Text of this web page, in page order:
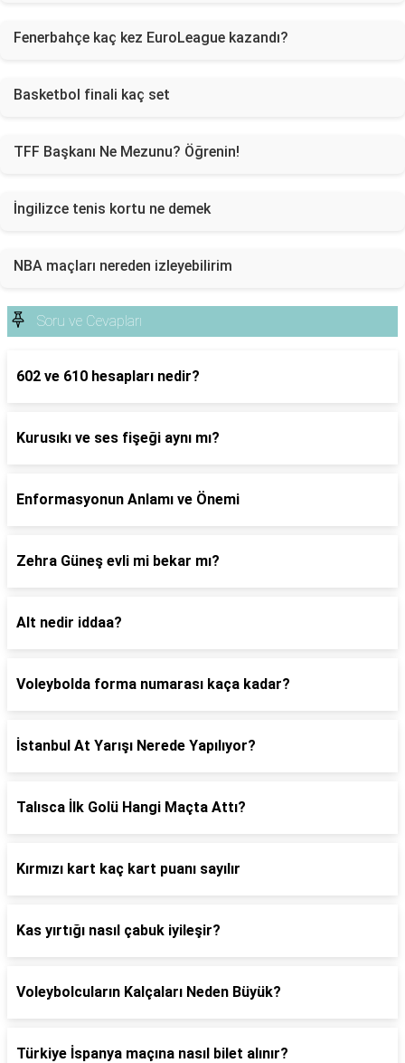
Fenerbahçe kaç kez EuroLeague kazandı?
Basketbol finali kaç set
TFF Başkanı Ne Mezunu? Öğrenin!
İngilizce tenis kortu ne demek
NBA maçları nereden izleyebilirim
Soru ve Cevapları
602 ve 610 hesapları nedir?
Kurusıkı ve ses fişeği aynı mı?
Enformasyonun Anlamı ve Önemi
Zehra Güneş evli mi bekar mı?
Alt nedir iddaa?
Voleybolda forma numarası kaça kadar?
İstanbul At Yarışı Nerede Yapılıyor?
Talısca İlk Golü Hangi Maçta Attı?
Kırmızı kart kaç kart puanı sayılır
Kas yırtığı nasıl çabuk iyileşir?
Voleybolcuların Kalçaları Neden Büyük?
Türkiye İspanya maçına nasıl bilet alınır?